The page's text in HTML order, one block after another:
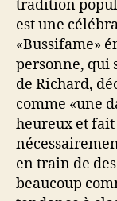
tradition
est une
«Bussifame»
personne, qui
de Richard,
comme «une
heureux et fait
en train de
beaucoup